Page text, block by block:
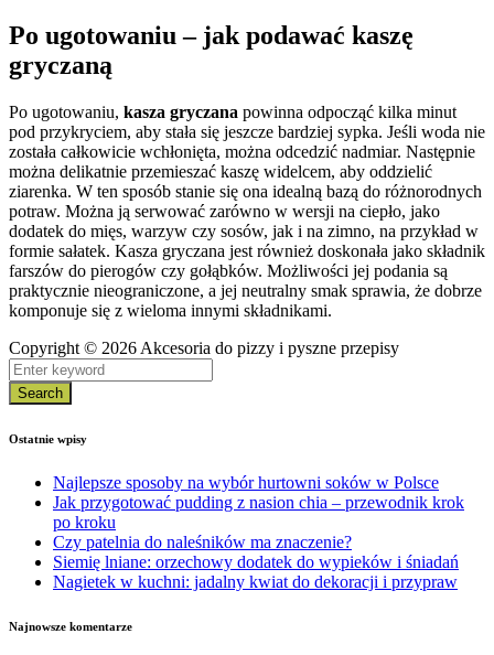
Po ugotowaniu – jak podawać kaszę
gryczaną
Po ugotowaniu, kasza gryczana powinna odpocząć kilka minut
pod przykryciem, aby stała się jeszcze bardziej sypka. Jeśli woda nie
została całkowicie wchłonięta, można odcedzić nadmiar. Następnie
można delikatnie przemieszać kaszę widelcem, aby oddzielić
ziarenka. W ten sposób stanie się ona idealną bazą do różnorodnych
potraw. Można ją serwować zarówno w wersji na ciepło, jako
dodatek do mięs, warzyw czy sosów, jak i na zimno, na przykład w
formie sałatek. Kasza gryczana jest również doskonała jako składnik
farszów do pierogów czy gołąbków. Możliwości jej podania są
praktycznie nieograniczone, a jej neutralny smak sprawia, że dobrze
komponuje się z wieloma innymi składnikami.
Copyright © 2026 Akcesoria do pizzy i pyszne przepisy
Search
Ostatnie wpisy
Najlepsze sposoby na wybór hurtowni soków w Polsce
Jak przygotować pudding z nasion chia – przewodnik krok
po kroku
Czy patelnia do naleśników ma znaczenie?
Siemię lniane: orzechowy dodatek do wypieków i śniadań
Nagietek w kuchni: jadalny kwiat do dekoracji i przypraw
Najnowsze komentarze